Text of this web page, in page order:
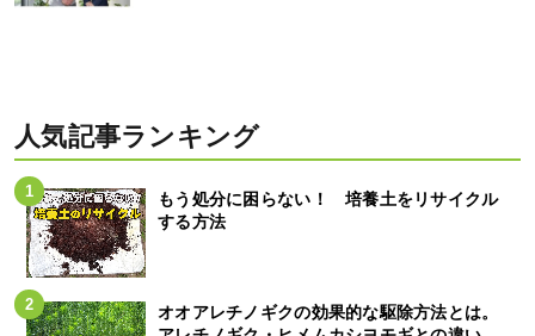
人気記事ランキング
もう処分に困らない！ 培養土をリサイクル
する方法
オオアレチノギクの効果的な駆除方法とは。